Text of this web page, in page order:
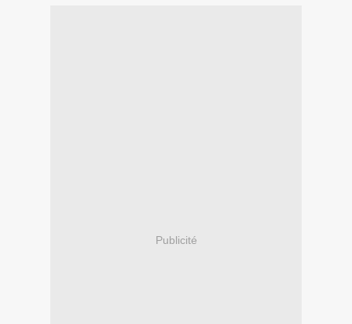
Publicité